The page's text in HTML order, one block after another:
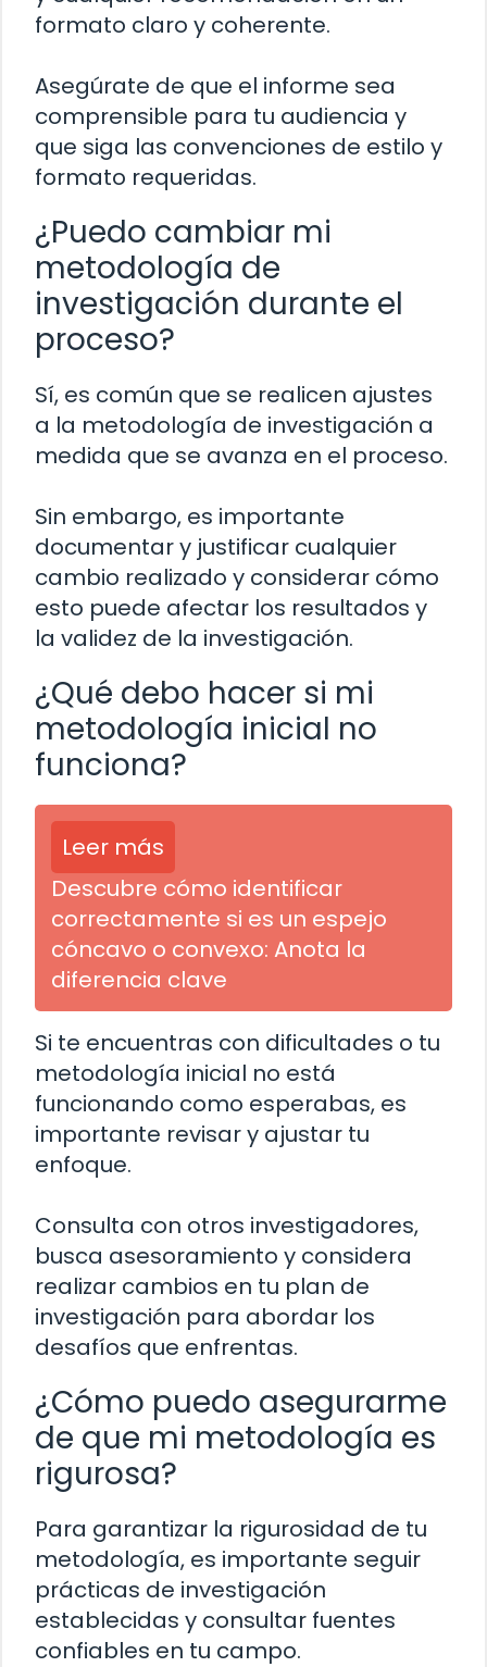
formato claro y coherente.
Asegúrate de que el informe sea
comprensible para tu audiencia y
que siga las convenciones de estilo y
formato requeridas.
¿Puedo cambiar mi
metodología de
investigación durante el
proceso?
Sí, es común que se realicen ajustes
a la metodología de investigación a
medida que se avanza en el proceso.
Sin embargo, es importante
documentar y justificar cualquier
cambio realizado y considerar cómo
esto puede afectar los resultados y
la validez de la investigación.
¿Qué debo hacer si mi
metodología inicial no
funciona?
Leer más
Descubre cómo identificar
correctamente si es un espejo
cóncavo o convexo: Anota la
diferencia clave
Si te encuentras con dificultades o tu
metodología inicial no está
funcionando como esperabas, es
importante revisar y ajustar tu
enfoque.
Consulta con otros investigadores,
busca asesoramiento y considera
realizar cambios en tu plan de
investigación para abordar los
desafíos que enfrentas.
¿Cómo puedo asegurarme
de que mi metodología es
rigurosa?
Para garantizar la rigurosidad de tu
metodología, es importante seguir
prácticas de investigación
establecidas y consultar fuentes
confiables en tu campo.